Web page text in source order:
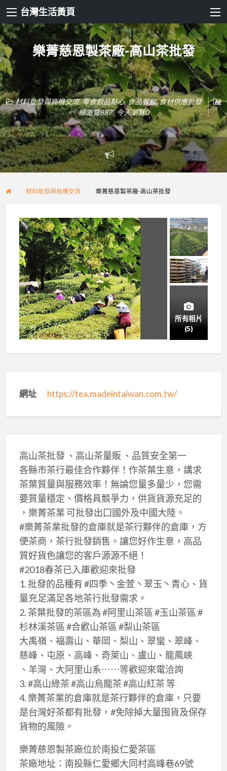
台灣生活黃頁
樂菁慈恩製茶廠-高山茶批發
材料批發與商機交流,零食飲品點心,食品餐飲,食材供應批發
總瀏覽887 , 今天瀏覽0
Report
problem
材料批發與商機交流 樂菁慈恩製茶廠-高山茶批發
所有相片
(5)
網址 https://tea.madeintaiwan.com.tw/
高山茶批發 、高山茶量販 、品質安全第一
各縣市茶行最佳合作夥伴！作茶葉生意，講求
茶葉質量與服務效率！無論您量多量少，您需
要質量穩定、價格具競爭力，供貨貨源充足的
，樂菁茶業 可批發出囗國外及中國大陸。
#樂菁茶業批發的倉庫就是茶行夥伴的倉庫，方
便茶商，茶行批發銷售。讓您好作生意，高品
質好貨色讓您的客戶源源不絕！
#2018春茶已入厙歡迎來批發
1. 批發的品種有 #四季丶金萱丶翠玉丶青心、貨
量充足滿足各地茶行批發需求。
2. 茶葉批發的茶區為 #阿里山茶區 #玉山茶區 #
杉林溪茶區 #合歡山茶區 #梨山茶區
大禹嶺、福壽山、華岡、梨山、翠蠻、翠峰、
慈峰、屯原、高峰、奇萊山、盧山、龍鳳峽
、羊灣、大阿里山系⋯⋯等歡迎來電洽詢
3. #高山綠茶 #高山烏龍茶 #高山紅茶 等
4. 樂菁茶業的倉庫就是茶行夥伴的倉庫，只要
是台灣好茶都有批發，#免除掉大量囤貨及保存
貨物的風險。
樂菁慈恩製茶廠位於南投仁愛茶區
茶廠地址：南投縣仁愛鄉大同村高峰巷69號